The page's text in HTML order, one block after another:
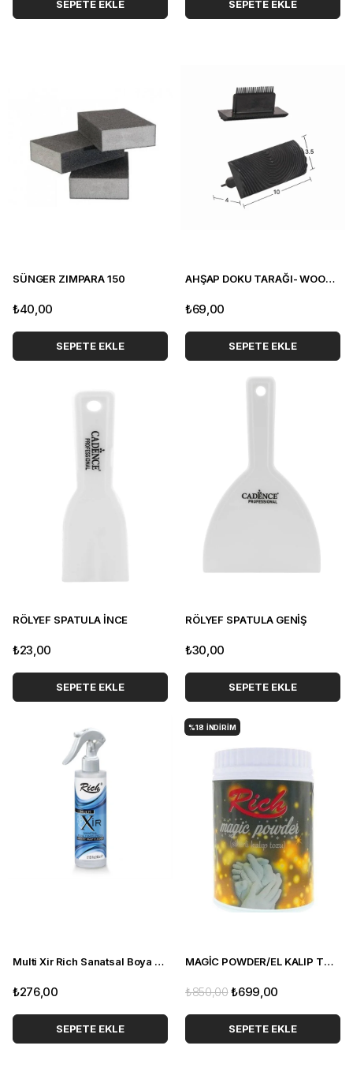
SEPETE EKLE SEPETE EKLE
SÜNGER ZIMPARA 150
₺40,00
SEPETE EKLE
AHŞAP DOKU TARAĞI- WOOD GRANİER
₺69,00
SEPETE EKLE
RÖLYEF SPATULA İNCE
₺23,00
SEPETE EKLE
RÖLYEF SPATULA GENİŞ
₺30,00
SEPETE EKLE
Multi Xir Rich Sanatsal Boya Temizleyici
₺276,00
SEPETE EKLE
MAGİC POWDER/EL KALIP TOZU
₺699,00
₺850,00
SEPETE EKLE
%18 İNDIRIM